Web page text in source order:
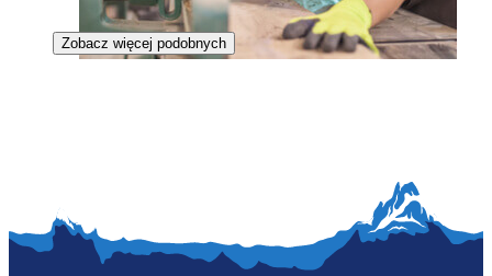
Zobacz więcej podobnych